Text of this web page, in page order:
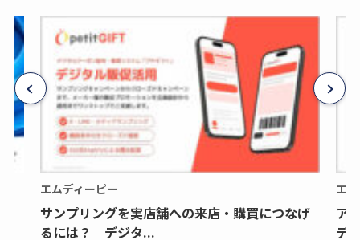
エムディーピー
サンプリングを実店舗への来店・購買につなげ
るには？ デジタ...
エ
ア
デ